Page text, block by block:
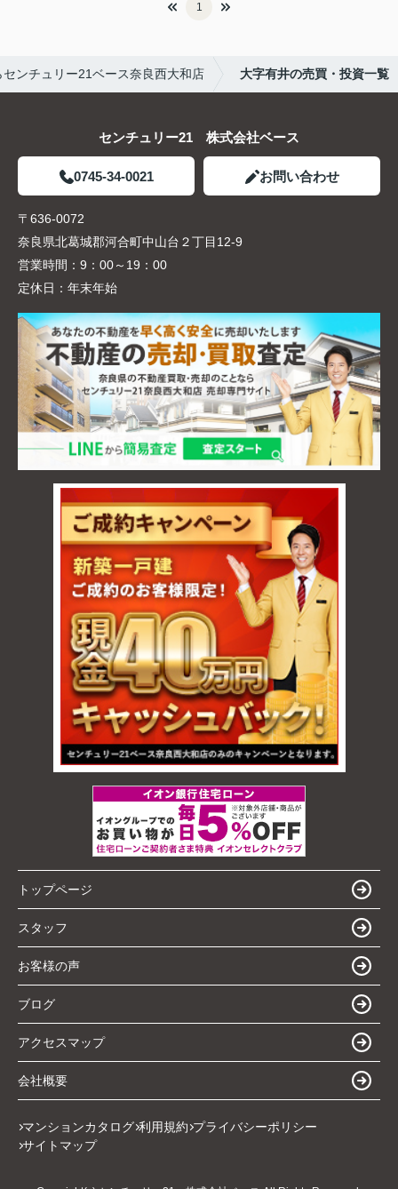
1
ンチュリー21ベース奈良西大和店 大字有井の売買・投資一覧
センチュリー21 株式会社ベース
0745-34-0021 お問い合わせ
〒636-0072
奈良県北葛城郡河合町中山台２丁目12-9
営業時間： 9：00～19：00
定休日： 年末年始
トップページ
スタッフ
お客様の声
ブログ
アクセスマップ
会社概要
マンションカタログ 利用規約 プライバシーポリシー
サイトマップ